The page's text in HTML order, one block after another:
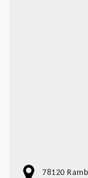
78120